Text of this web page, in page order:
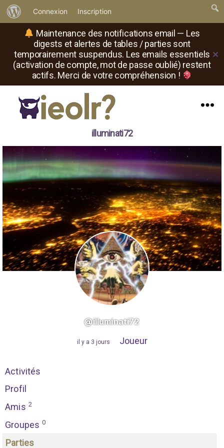
Maintenance des notifications email — Les
digests et alertes de tables / parties sont
temporairement suspendus. Les emails essentiels
(activation de compte, mot de passe oublié) restent
actifs. Merci de votre compréhension !
✕
propos
de
WordPress
Connexion Inscription
où
le
rôliste
?
illuminati72
@illuminati72
il y a 3 jours Joueur
Activités
Profil
Amis 2
Groupes 0
Parties